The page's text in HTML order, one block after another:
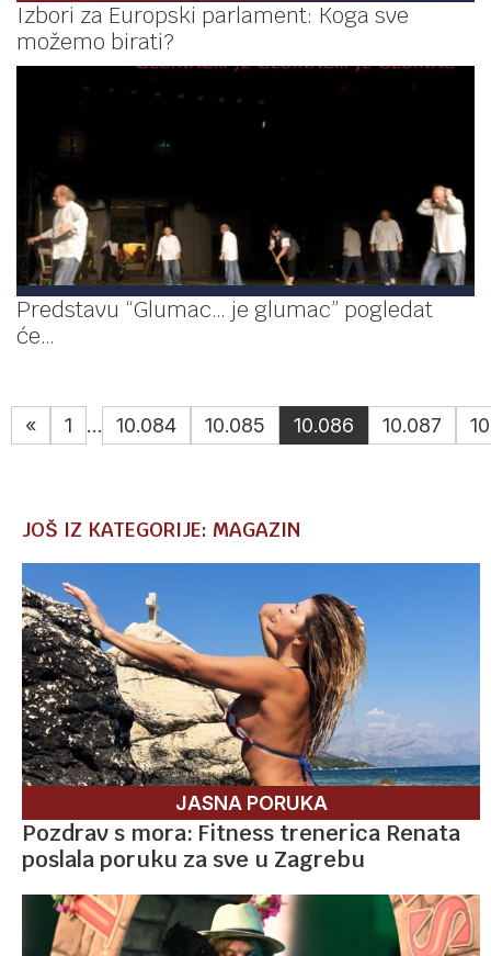
Izbori za Europski parlament: Koga sve
možemo birati?
Predstavu “Glumac… je glumac” pogledat
će…
« 1 … 10.084 10.085 10.086 10.087
JOŠ IZ KATEGORIJE: MAGAZIN
JASNA PORUKA
Pozdrav s mora: Fitness trenerica Renata
poslala poruku za sve u Zagrebu